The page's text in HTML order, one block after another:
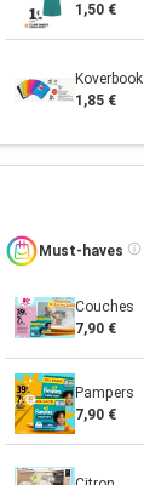
1,50 €
Koverbook
1,85 €
Must-haves
Couches
7,90 €
Pampers
7,90 €